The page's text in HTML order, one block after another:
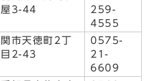
屋3-44
259-
4555
関市天徳町2丁
目2-43
0575-
21-
6609